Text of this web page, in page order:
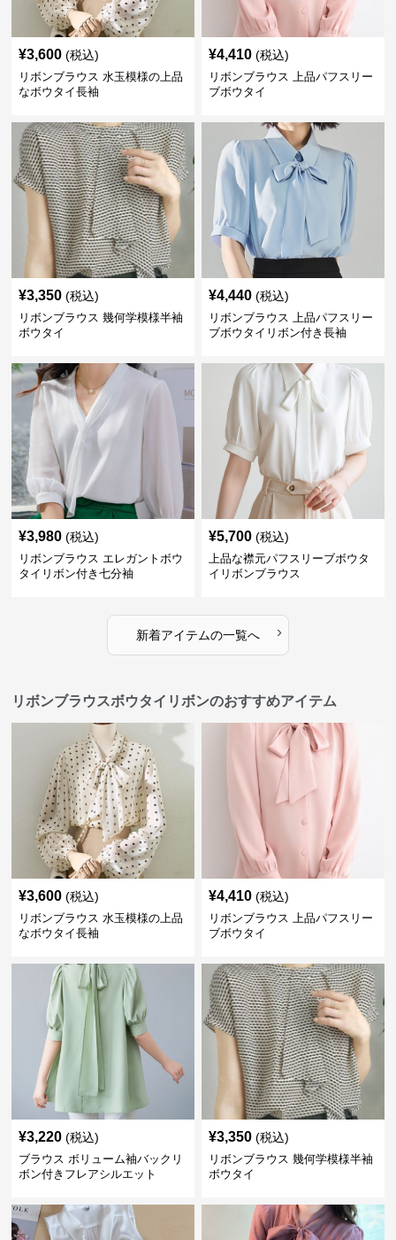
¥3,600 (税込)
リボンブラウス 水玉模様の上品
なボウタイ長袖
¥4,410 (税込)
リボンブラウス 上品パフスリー
ブボウタイ
¥3,350 (税込)
リボンブラウス 幾何学模様半袖
ボウタイ
¥4,440 (税込)
リボンブラウス 上品パフスリー
ブボウタイリボン付き長袖
¥3,980 (税込)
リボンブラウス エレガントボウ
タイリボン付き七分袖
¥5,700 (税込)
上品な襟元パフスリーブボウタ
イリボンブラウス
新着アイテムの一覧へ ›
リボンブラウスボウタイリボンのおすすめアイテム
¥3,600 (税込)
リボンブラウス 水玉模様の上品
なボウタイ長袖
¥4,410 (税込)
リボンブラウス 上品パフスリー
ブボウタイ
¥3,220 (税込)
ブラウス ボリューム袖バックリ
ボン付きフレアシルエット
¥3,350 (税込)
リボンブラウス 幾何学模様半袖
ボウタイ